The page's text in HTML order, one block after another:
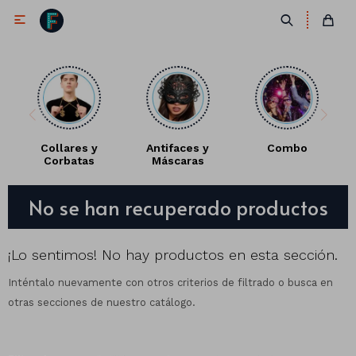

Collares y
Corbatas
Antifaces y
Máscaras
Combo
No se han recuperado productos
¡Lo sentimos! No hay productos en esta sección.
Inténtalo nuevamente con otros criterios de filtrado o busca en
otras secciones de nuestro catálogo.
Antifaces
Lentes
Máscaras
Corbatas
Moños
Collares
Cañones
Gorros